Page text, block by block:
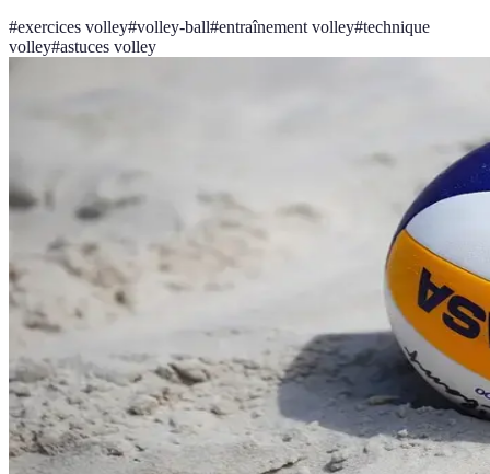
#exercices volley#volley-ball#entraînement volley#technique
volley#astuces volley